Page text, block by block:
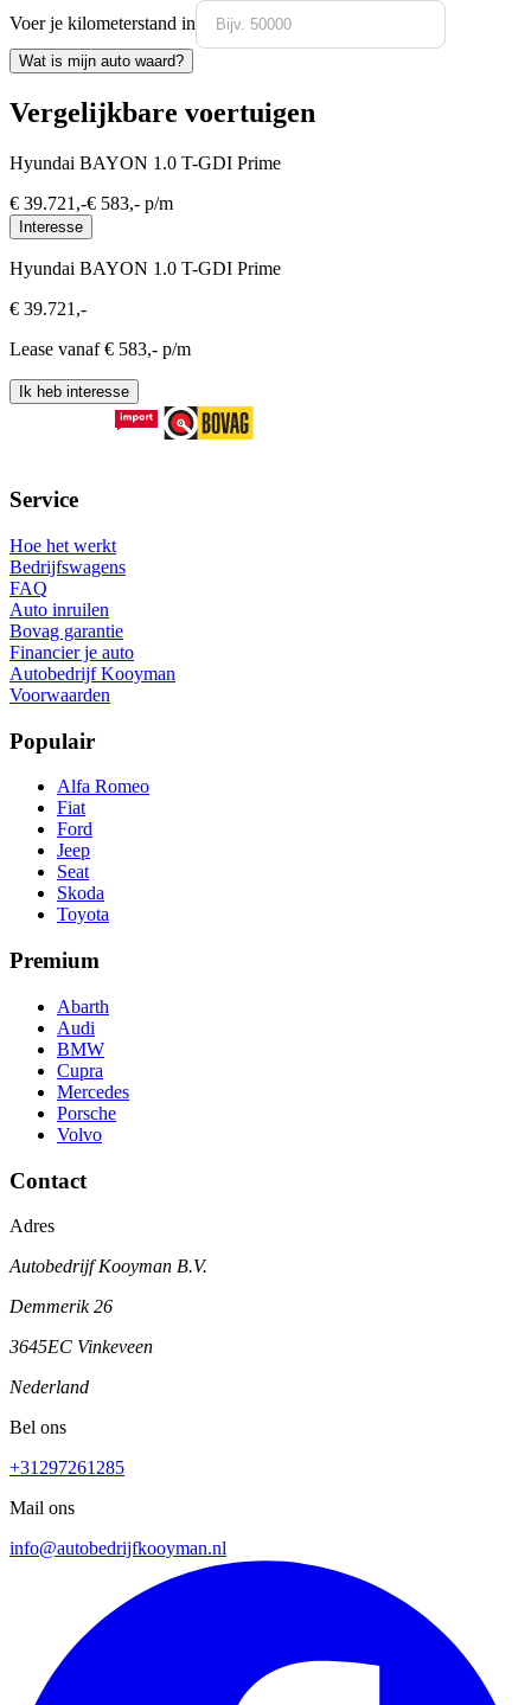
Voer je kilometerstand in
Wat is mijn auto waard?
Vergelijkbare voertuigen
Hyundai BAYON 1.0 T-GDI Prime
€ 39.721 ,-€ 583,- p/m
Interesse
Hyundai BAYON 1.0 T-GDI Prime
€ 39.721 ,-
Lease vanaf € 583,- p/m
Ik heb interesse
Service
Hoe het werkt
Bedrijfswagens
FAQ
Auto inruilen
Bovag garantie
Financier je auto
Autobedrijf Kooyman
Voorwaarden
Populair
Alfa Romeo
Fiat
Ford
Jeep
Seat
Skoda
Toyota
Premium
Abarth
Audi
BMW
Cupra
Mercedes
Porsche
Volvo
Contact
Adres
Autobedrijf Kooyman B.V.
Demmerik 26
3645EC Vinkeveen
Nederland
Bel ons
+31297261285
Mail ons
info@autobedrijfkooyman.nl